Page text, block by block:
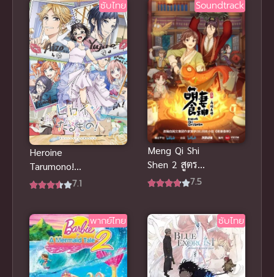
ซับไทย
Heroine
Tarumono!
Kiraware
Oshigoto ฮีโร
อิน ทารูโม
โนะ! (ซับไทย)
7.1
Soundtrack
Meng Qi Shi
Shen 2 สูตร
รักซินเดอเรล
7.5
พากย์ไทย ซับไทย